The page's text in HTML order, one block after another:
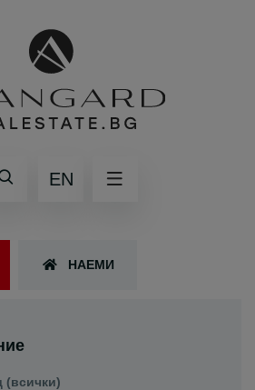
EN
НАЕМИ
(всички)